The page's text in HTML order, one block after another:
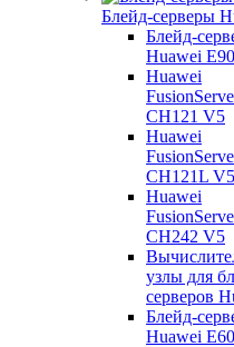
Блейд-серверы
Блейд-
Huawei
Huawei
CH121 V5
Huawei
CH121L V5
Huawei
CH242 V5
узлы для
серверов
Блейд-
Huawei